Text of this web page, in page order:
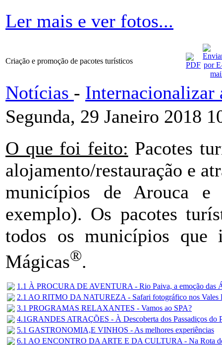
Ler mais e ver fotos...
Criação e promoção de pacotes turísticos
Notícias - Internacionalizar
Segunda, 29 Janeiro 2018
O que foi feito: Pacotes
alojamento/restauração e
municípios de Arouca
exemplo). Os pacotes
todos os municípios que
Mágicas®.
1.1 À PROCURA DE AVENTURA - Rio Paiva, a emoção das
2.1 AO RITMO DA NATUREZA - Safari fotográfico nos Vales
3.1 PROGRAMAS RELAXANTES - Vamos ao SPA?
4.1GRANDES ATRAÇÕES - À Descoberta dos Passadiços do
5.1 GASTRONOMIA,E VINHOS - As melhores experiências
6.1 AO ENCONTRO DA ARTE E DA CULTURA - Na Rota